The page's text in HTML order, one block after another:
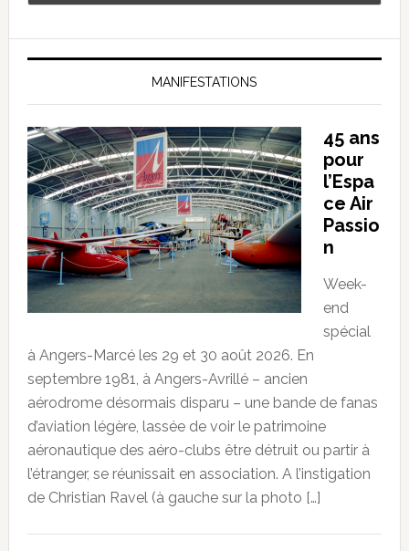
MANIFESTATIONS
45 ans
pour
l’Espa
ce Air
Passio
n
Week-
end
spécial
à Angers-Marcé les 29 et 30 août 2026. En
septembre 1981, à Angers-Avrillé – ancien
aérodrome désormais disparu – une bande de fanas
d’aviation légère, lassée de voir le patrimoine
aéronautique des aéro-clubs être détruit ou partir à
l’étranger, se réunissait en association. A l’instigation
de Christian Ravel (à gauche sur la photo […]